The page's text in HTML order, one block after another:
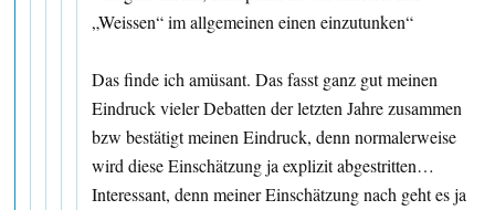
„Weissen“ im allgemeinen einen einzutunken“
Das finde ich amüsant. Das fasst ganz gut meinen
Eindruck vieler Debatten der letzten Jahre zusammen
bzw bestätigt meinen Eindruck, denn normalerweise
wird diese Einschätzung ja explizit abgestritten…
Interessant, denn meiner Einschätzung nach geht es ja